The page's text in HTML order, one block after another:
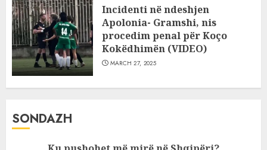
Incidenti në ndeshjen
Apolonia- Gramshi, nis
procedim penal për Koço
Kokëdhimën (VIDEO)
MARCH 27, 2025
SONDAZH